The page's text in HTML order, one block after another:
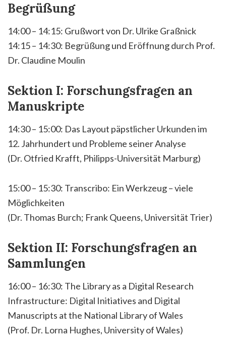
Begrüßung
14:00 – 14:15: Grußwort von Dr. Ulrike Graßnick
14:15 – 14:30: Begrüßung und Eröffnung durch Prof.
Dr. Claudine Moulin
Sektion I: Forschungsfragen an
Manuskripte
14:30 – 15:00: Das Layout päpstlicher Urkunden im
12. Jahrhundert und Probleme seiner Analyse
(Dr. Otfried Krafft, Philipps-Universität Marburg)
15:00 – 15:30: Transcribo: Ein Werkzeug – viele
Möglichkeiten
(Dr. Thomas Burch; Frank Queens, Universität Trier)
Sektion II: Forschungsfragen an
Sammlungen
16:00 – 16:30: The Library as a Digital Research
Infrastructure: Digital Initiatives and Digital
Manuscripts at the National Library of Wales
(Prof. Dr. Lorna Hughes, University of Wales)